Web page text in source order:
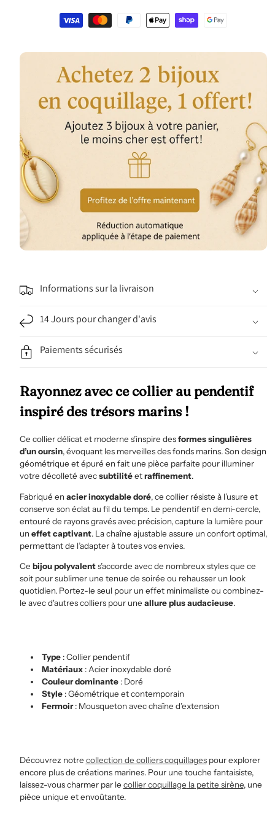
Informations sur la livraison
14 Jours pour changer d'avis
Paiements sécurisés
Rayonnez avec ce collier au pendentif
inspiré des trésors marins !
Ce collier délicat et moderne s’inspire desformes singulières
d’un oursin, évoquant les merveilles des fonds marins. Son design
géométrique et épuré en fait une pièce parfaite pour illuminer
votre décolleté avecsubtilitéetraffinement.
Fabriqué en acier inoxydable doré, ce collier résiste à l’usure et
conserve son éclat au fil du temps. Le pendentif en demi-cercle,
entouré de rayons gravés avec précision, capture la lumière pour
un effet captivant. La chaîne ajustable assure un confort optimal,
permettant de l’adapter à toutes vos envies.
Ce bijou polyvalents’accorde avec de nombreux styles que ce
soit pour sublimer une tenue de soirée ou rehausser un look
quotidien. Portez-le seul pour un effet minimaliste ou combinez-
le avec d'autres colliers pour une allure plus audacieuse.
Type : Collier pendentif
Matériaux : Acier inoxydable doré
Couleur dominante : Doré
Style : Géométrique et contemporain
Fermoir: Mousqueton avec chaîne d’extension
Découvrez notre collection de collierscoquillagespour explorer
encore plus de créations marines. Pour une touche fantaisiste,
laissez-vous charmer par le colliercoquillage lapetite sirène, une
pièce unique et envoûtante.